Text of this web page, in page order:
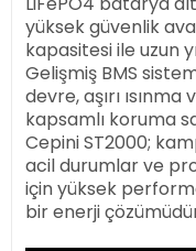
yüksek güvenlik
kapasitesi ile uzun
Gelişmiş BMS
devre, aşırı
kapsamlı koruma
Cepini ST2000;
acil durumlar ve
için yüksek
bir enerji